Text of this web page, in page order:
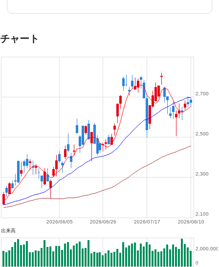
チャート
2026/08/10
2026/07/17
2026/06/26
2026/06/05
2,100
2,300
2,500
2,700
出来高
0
2,000,000